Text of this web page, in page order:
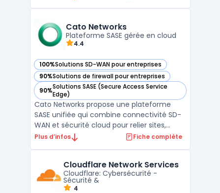
cloud, permettant aux entreprises de
sécuriser et d’optimiser la ...
Cato Networks
Plateforme SASE gérée en cloud
4.4
100%Solutions SD-WAN pour entreprises
— voir Cato Networks dans cette catégorie
90%Solutions de firewall pour entreprises
— voir Cato Networks dans cette catégorie
90%Solutions SASE (Secure Access Service
Edge)
— voir Cato Networks dans cette catégorie
Cato Networks propose une plateforme
SASE unifiée qui combine connectivité SD-
WAN et sécurité cloud pour relier sites,
ressources cloud et utilisateurs mobiles. La
service, avec une approche zero trust
orientée ...
Plus d’infos Fiche complète
Cloudflare Network Services
Cloudflare: Cybersécurité -
Sécurité &
4